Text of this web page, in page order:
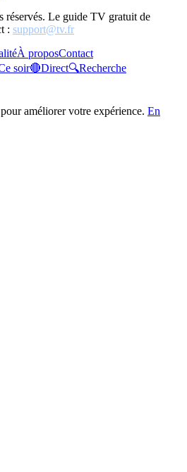
Le guide TV gratuit de
: support@tv.fr
À proposContact
soir🔴Direct🔍Recherche
améliorer votre expérience. En